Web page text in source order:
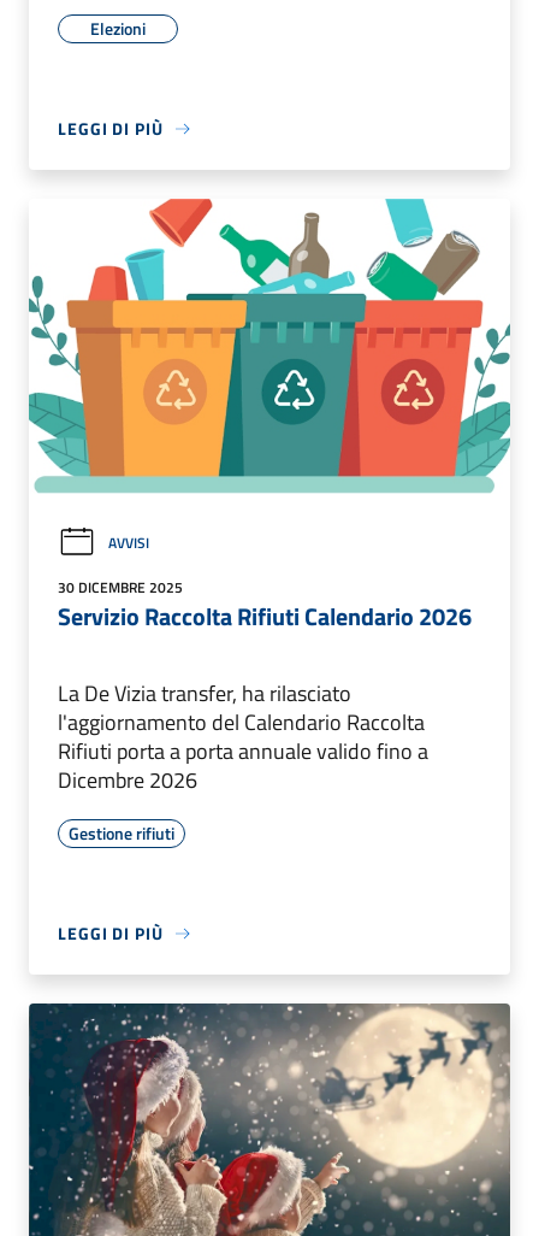
Elezioni
LEGGI DI PIÙ
AVVISI
30 DICEMBRE 2025
Servizio Raccolta Rifiuti Calendario 2026
La De Vizia transfer, ha rilasciato
l'aggiornamento del Calendario Raccolta
Rifiuti porta a porta annuale valido fino a
Dicembre 2026
Gestione rifiuti
LEGGI DI PIÙ